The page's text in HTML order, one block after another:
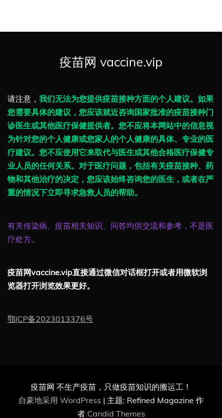
疫苗网 vaccine.vip
请注意， 我们无法为您提供疫苗接种方面的个人建议。如果
您需要具体的建议，您应该就近咨询国家批准的疫苗接种门
诊医生或其他医疗保健提供者。您不应将本网站中的信息视
为针对您的个人健康或您家人的个人健康的具体、专业的医
疗建议。您不应使用它来取代与医生或其他合格医疗保健专
业人员的任何关系。对于医疗问题，包括有关疫苗接种、药
物和其他治疗的决定，您应该始终咨询您的医生，或者在严
重的情况下立即寻求急救人员的帮助。
有关传染病、疫苗相关知识、问答均供交流和参考，不是医
疗处方。
疫苗网vaccine.vip直接通过微信对话框打开或者用微软浏
览器打开浏览效果更好。
鄂ICP备2023013376号
疫苗网 不生产疫苗，只做疫苗知识的搬运工！
自豪地采用 WordPress | 主题: Refined Magazine 作
者 Candid Themes